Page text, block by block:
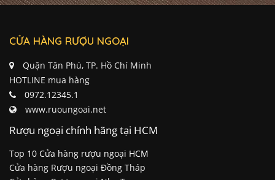
CỬA HÀNG RƯỢU NGOẠI
Quận Tân Phú, TP. Hồ Chí Minh
HOTLINE mua hàng
0972.12345.1
www.ruoungoai.net
Rượu ngoại chính hãng tại HCM
Top 10 Cửa hàng rượu ngoại HCM
Cửa hàng Rượu ngoại Đồng Tháp